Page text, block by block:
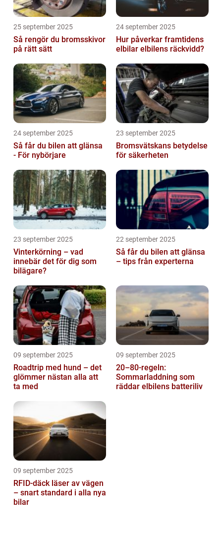
25 september 2025
Så rengör du bromsskivor
på rätt sätt
24 september 2025
Hur påverkar framtidens
elbilar elbilens räckvidd?
24 september 2025
Så får du bilen att glänsa
- För nybörjare
23 september 2025
Bromsvätskans betydelse
för säkerheten
23 september 2025
Vinterkörning – vad
innebär det för dig som
bilägare?
22 september 2025
Så får du bilen att glänsa
– tips från experterna
09 september 2025
Roadtrip med hund – det
glömmer nästan alla att
ta med
09 september 2025
20–80-regeln:
Sommarladdning som
räddar elbilens batteriliv
09 september 2025
RFID-däck läser av vägen
– snart standard i alla nya
bilar